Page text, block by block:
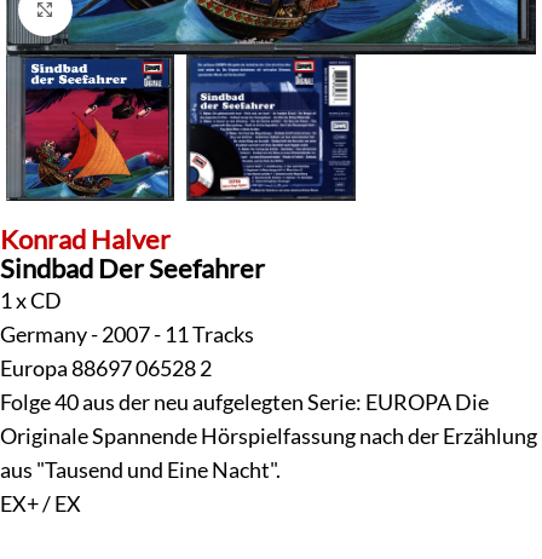
Klick zum Vergrößern
Konrad Halver
Sindbad Der Seefahrer
1 x CD
Germany - 2007 - 11 Tracks
Europa 88697 06528 2
Folge 40 aus der neu aufgelegten Serie: EUROPA Die
Originale Spannende Hörspielfassung nach der Erzählung
aus "Tausend und Eine Nacht".
EX+ / EX